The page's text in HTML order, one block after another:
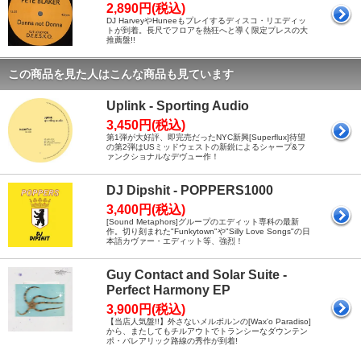
2,890円(税込)
DJ HarveyやHuneeもプレイするディスコ・リエディッ
トが到着。長尺でフロアを熱狂へと導く限定プレスの大
推薦盤!!
この商品を見た人はこんな商品も見ています
Uplink - Sporting Audio
3,450円(税込)
第1弾が大好評、即完売だったNYC新興[Superflux]待望
の第2弾はUSミッドウェストの新鋭によるシャープ&フ
ァンクショナルなデヴュー作！
DJ Dipshit - POPPERS1000
3,400円(税込)
[Sound Metaphors]グループのエディット専科の最新
作。切り刻まれた"Funkytown"や"Silly Love Songs"の日
本語カヴァー・エディット等、強烈！
Guy Contact and Solar Suite -
Perfect Harmony EP
3,900円(税込)
【当店人気盤!!】外さないメルボルンの[Wax'o Paradiso]
から、またしてもチルアウトでトランシーなダウンテン
ポ・バレアリック路線の秀作が到着!